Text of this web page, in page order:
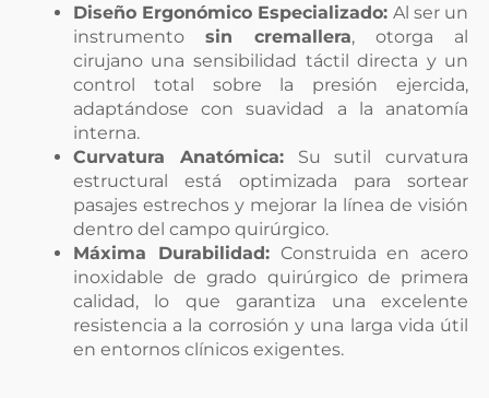
Diseño Ergonómico Especializado: Al ser un
instrumento sin cremallera, otorga al
cirujano una sensibilidad táctil directa y un
control total sobre la presión ejercida,
adaptándose con suavidad a la anatomía
interna.
Curvatura Anatómica:Su sutil curvatura
estructural está optimizada para sortear
pasajes estrechos y mejorar la línea de visión
dentro del campo quirúrgico.
Máxima Durabilidad:Construida en acero
inoxidable de grado quirúrgico de primera
calidad, lo que garantiza una excelente
resistencia a la corrosión y una larga vida útil
en entornos clínicos exigentes.